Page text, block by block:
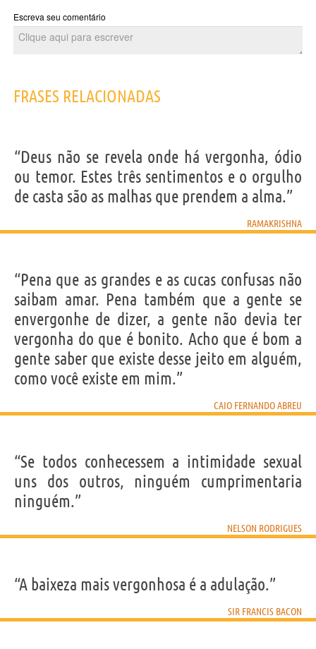
Escreva seu comentário
FRASES RELACIONADAS
“Deus não se revela onde há vergonha, ódio
ou temor. Estes três sentimentos e o orgulho
de casta são as malhas que prendem a alma.”
RAMAKRISHNA
“Pena que as grandes e as cucas confusas não
saibam amar. Pena também que a gente se
envergonhe de dizer, a gente não devia ter
vergonha do que é bonito. Acho que é bom a
gente saber que existe desse jeito em alguém,
como você existe em mim.”
CAIO FERNANDO ABREU
“Se todos conhecessem a intimidade sexual
uns dos outros, ninguém cumprimentaria
ninguém.”
NELSON RODRIGUES
“A baixeza mais vergonhosa é a adulação.”
SIR FRANCIS BACON